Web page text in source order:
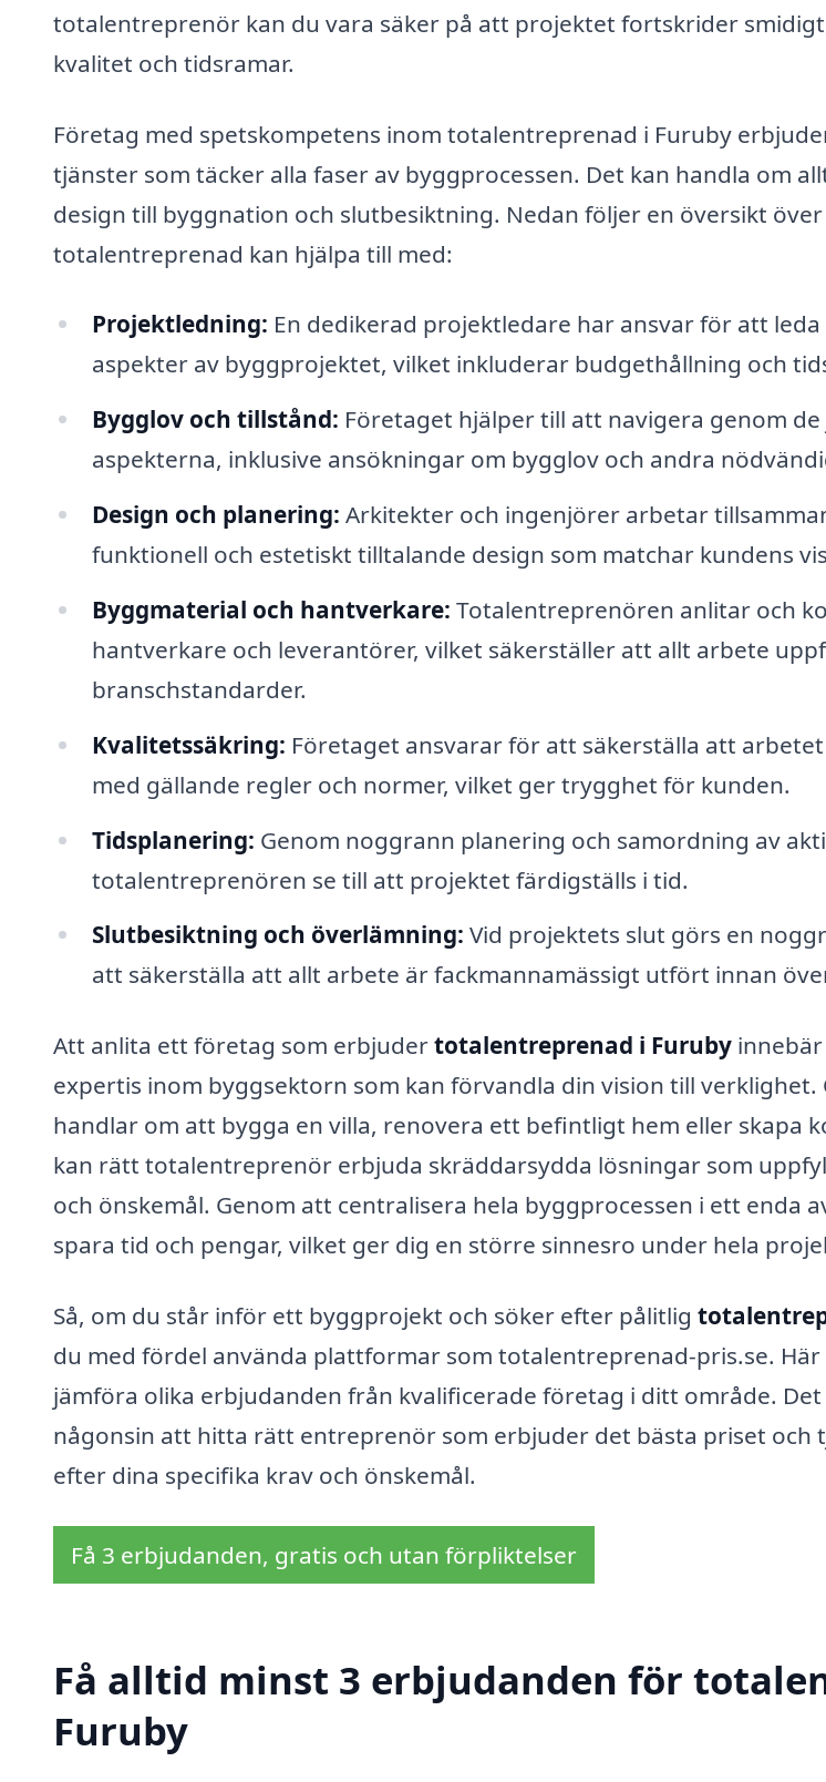
totalentreprenör kan du vara säker på att projektet fortskrider
kvalitet och tidsramar.
Företag med spetskompetens inom totalentreprenad i Furuby
tjänster som täcker alla faser av byggprocessen. Det kan handla om
design till byggnation och slutbesiktning. Nedan följer en översikt
totalentreprenad kan hjälpa till med:
Projektledning: En dedikerad projektledare har ansvar för att
aspekter av byggprojektet, vilket inkluderar budgethållning och
Bygglov och tillstånd: Företaget hjälper till att navigera genom de
aspekterna, inklusive ansökningar om bygglov och andra
Design och planering: Arkitekter och ingenjörer arbetar
funktionell och estetiskt tilltalande design som matchar kundens
Byggmaterial och hantverkare: Totalentreprenören anlitar och
hantverkare och leverantörer, vilket säkerställer att allt arbete
branschstandarder.
Kvalitetssäkring: Företaget ansvarar för att säkerställa att
med gällande regler och normer, vilket ger trygghet för kunden.
Tidsplanering: Genom noggrann planering och samordning av
totalentreprenören se till att projektet färdigställs i tid.
Slutbesiktning och överlämning: Vid projektets slut görs en
att säkerställa att allt arbete är fackmannamässigt utfört innan
Att anlita ett företag som erbjudertotalentreprenad i Furuby
expertis inom byggsektorn som kan förvandla din vision till verklighet.
handlar om att bygga en villa, renovera ett befintligt hem eller skapa
kan rätt totalentreprenör erbjuda skräddarsydda lösningar som
och önskemål. Genom att centralisera hela byggprocessen i ett enda
spara tid och pengar, vilket ger dig en större sinnesro under hela
Så, om du står inför ett byggprojekt och söker efter pålitlig
du med fördel använda plattformar som totalentreprenad-pris.se. Här
jämföra olika erbjudanden från kvalificerade företag i ditt område.
någonsin att hitta rätt entreprenör som erbjuder det bästa priset och
efter dina specifika krav och önskemål.
Få 3 erbjudanden, gratis och utan förpliktelser
Få alltid minst 3 erbjudanden för
Furuby